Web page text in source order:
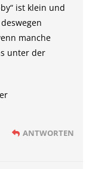
ist klein und
manche
unter der
ANTWORTEN